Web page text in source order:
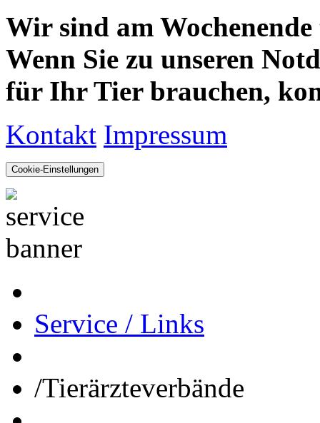
Wir sind am
Wenn Sie zu unseren
für Ihr Tier brauchen,
Kontakt Impressum
Cookie-Einstellungen
Service / Links
/Tierärzteverbände